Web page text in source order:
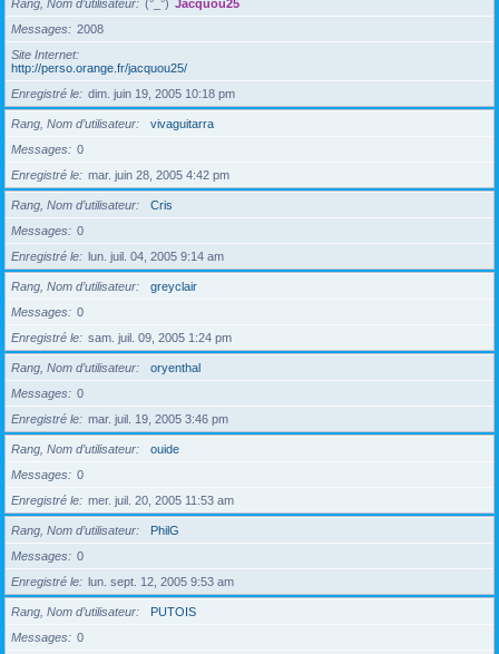
Rang, Nom d’utilisateur (°_°) Jacquou25
Messages
2008
Site Internet
http://perso.orange.fr/jacquou25/
Enregistré le
dim. juin 19, 2005 10:18 pm
Rang, Nom d’utilisateur
vivaguitarra
Messages
0
Enregistré le
mar. juin 28, 2005 4:42 pm
Rang, Nom d’utilisateur
Cris
Messages
0
Enregistré le
lun. juil. 04, 2005 9:14 am
Rang, Nom d’utilisateur
greyclair
Messages
0
Enregistré le
sam. juil. 09, 2005 1:24 pm
Rang, Nom d’utilisateur
oryenthal
Messages
0
Enregistré le
mar. juil. 19, 2005 3:46 pm
Rang, Nom d’utilisateur
ouide
Messages
0
Enregistré le
mer. juil. 20, 2005 11:53 am
Rang, Nom d’utilisateur
PhilG
Messages
0
Enregistré le
lun. sept. 12, 2005 9:53 am
Rang, Nom d’utilisateur
PUTOIS
Messages
0